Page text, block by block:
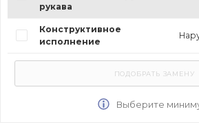
рукава
Конструктивное
исполнение
Выберите